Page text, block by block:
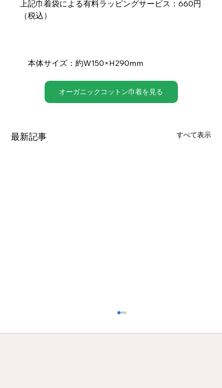
上記巾着袋による有料ラッピングサービス：660円
（税込）
本体サイズ：約W150×H290mm
オーガニックコットン巾着を見る
最新記事 すべて表示